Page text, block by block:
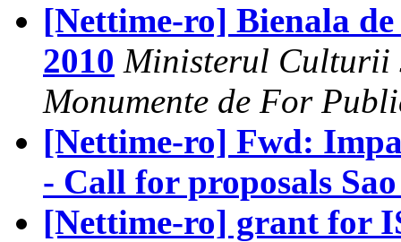
[Nettime-ro] Bienala
2010 Ministerul Culturii
Monumente de For
[Nettime-ro] Fwd:
- Call for proposals
[Nettime-ro] grant for